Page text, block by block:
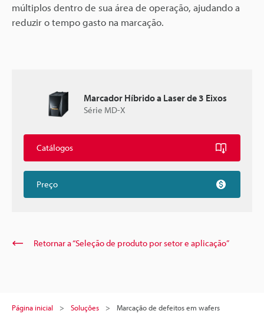
múltiplos dentro de sua área de operação, ajudando a
reduzir o tempo gasto na marcação.
Marcador Híbrido a Laser de 3 Eixos
Série MD-X
Catálogos
Preço
Retornar a “Seleção de produto por setor e aplicação”
Página inicial Soluções Marcação de defeitos em wafers